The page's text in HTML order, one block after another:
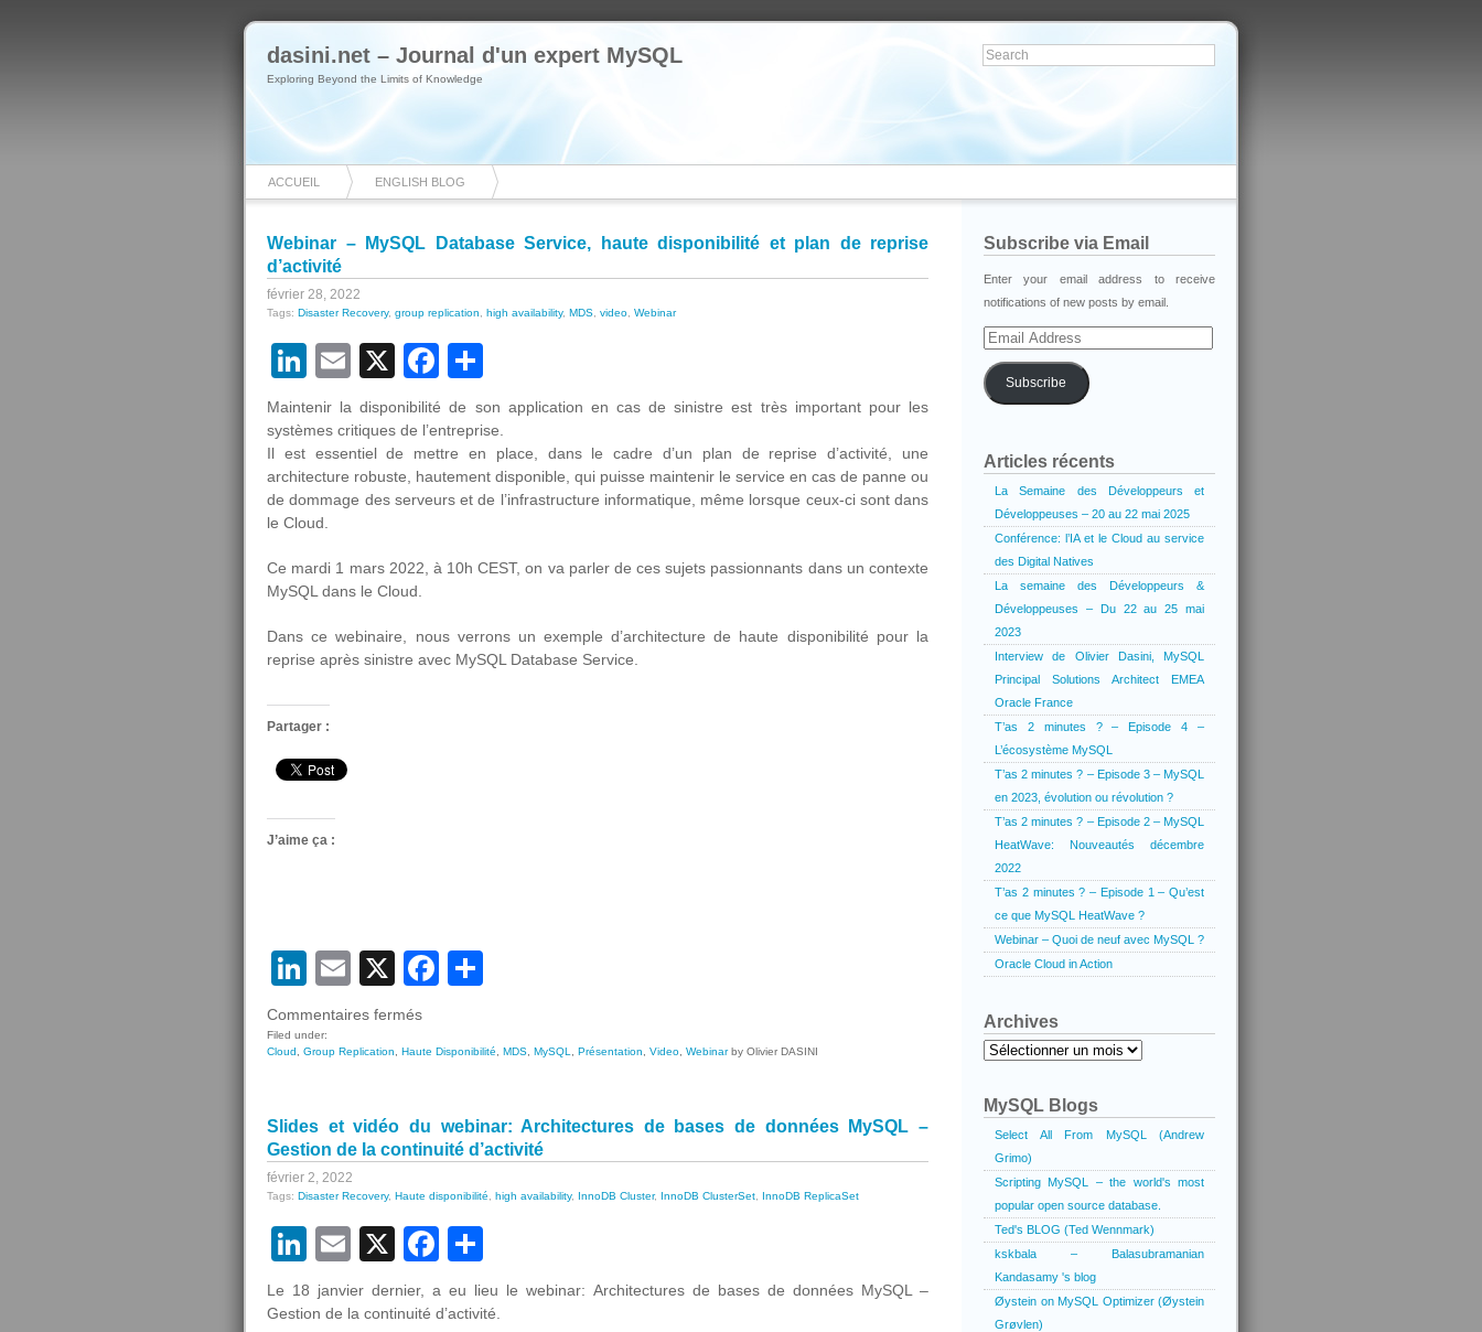
dasini.net – Journal d'un expert MySQL
Exploring Beyond the Limits of Knowledge
ACCUEIL ENGLISH BLOG
Webinar – MySQL Database Service, haute disponibilité et plan de reprise
d’activité
février 28, 2022
Tags: Disaster Recovery, group replication high availability, MDS video Webinar
LinkedIn
Email
X Facebook
Maintenir la disponibilité de son application en cas de sinistre est très important pour les
systèmes critiques de l’entreprise.
Il est essentiel de mettre en place, dans le cadre d’un plan de reprise d’activité, une
architecture robuste, hautement disponible, qui puisse maintenir le service en cas de panne ou
de dommage des serveurs et de l’infrastructure informatique, même lorsque ceux-ci sont dans
le Cloud.
Ce mardi 1 mars 2022, à 10h CEST, on va parler de ces sujets passionnants dans un contexte
MySQL dans le Cloud.
Dans ce webinaire, nous verrons un exemple d’architecture de haute disponibilité pour la
reprise après sinistre avec MySQL Database Service.
Partager :
J’aime ça :
LinkedIn
Email
X Facebook
Commentaires ferméssur
–
Service,
haute
et
de
d’activité
Filed under:
Cloud
Group Replication Haute Disponibilité MDS MySQL Présentation Video Webinarby Olivier DASINI
Slides et vidéo du webinar: Architectures de bases de données MySQL –
Gestion de la continuité d’activité
février 2, 2022
Tags: Disaster Recovery, Haute disponibilité high availability, InnoDB Cluster, InnoDB ClusterSet InnoDB ReplicaSet
LinkedIn
Email
X Facebook
Le 18 janvier dernier, a eu lieu le webinar: Architectures de bases de données MySQL –
Gestion de la continuité d’activité.
Subscribe via Email
Enter your email address to receive
notifications of new posts by email.
Email
Address
Subscribe
Articles récents
La Semaine des Développeurs et
Développeuses – 20 au 22 mai 2025
Conférence: l’IA et le Cloud au service
des Digital Natives
La semaine des Développeurs &
Développeuses – Du 22 au 25 mai
2023
Interview de Olivier Dasini, MySQL
Principal Solutions Architect EMEA
Oracle France
T’as 2 minutes ? – Episode 4 –
L’écosystème MySQL
T’as 2 minutes ? – Episode 3 – MySQL
en 2023, évolution ou révolution ?
T’as 2 minutes ? – Episode 2 – MySQL
HeatWave: Nouveautés décembre
2022
T’as 2 minutes ? – Episode 1 – Qu’est
ce que MySQL HeatWave ?
Webinar – Quoi de neuf avec MySQL ?
Oracle Cloud in Action
Archives
Archives
MySQL Blogs
Select All From MySQL (Andrew
Grimo)
Scripting MySQL – the world's most
popular open source database.
Ted's BLOG (Ted Wennmark)
kskbala – Balasubramanian
Kandasamy 's blog
Øystein on MySQL Optimizer (Øystein
Grøvlen)